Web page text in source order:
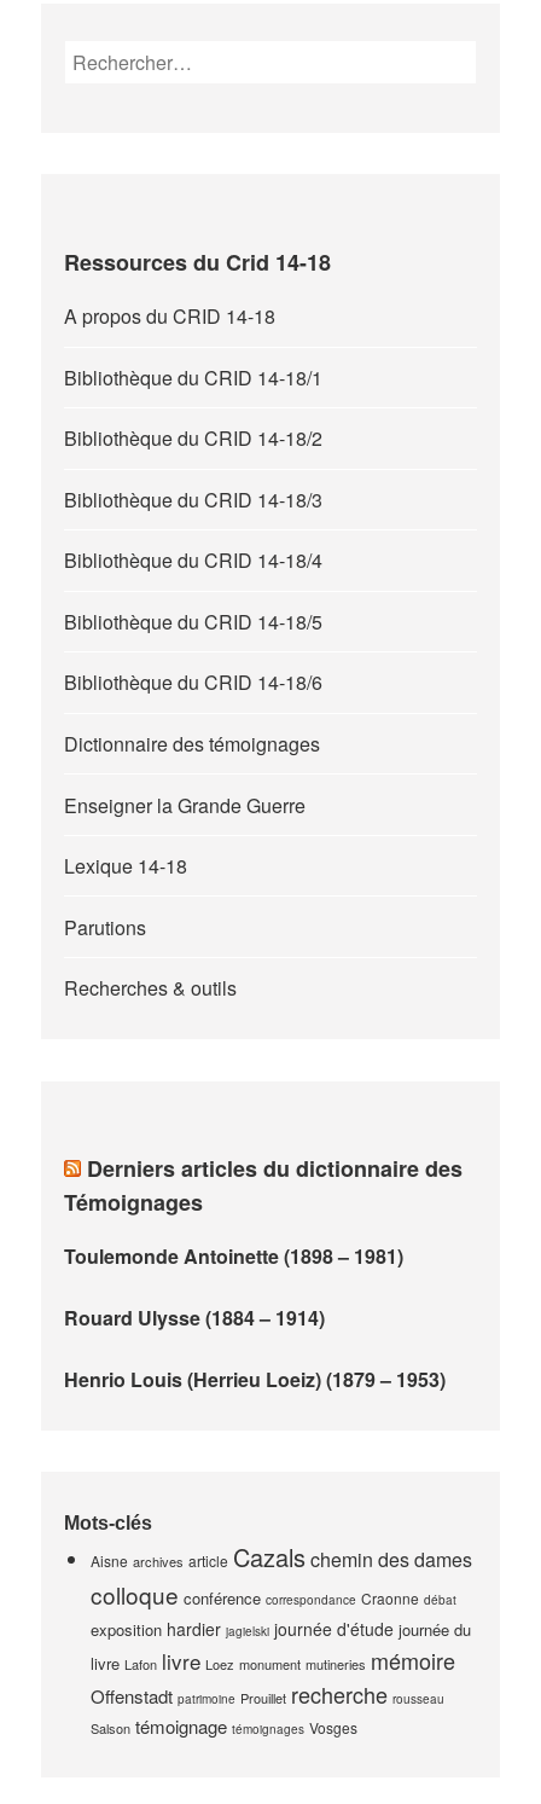
Rechercher :
Ressources du Crid 14-18
A propos du CRID 14-18
Bibliothèque du CRID 14-18/1
Bibliothèque du CRID 14-18/2
Bibliothèque du CRID 14-18/3
Bibliothèque du CRID 14-18/4
Bibliothèque du CRID 14-18/5
Bibliothèque du CRID 14-18/6
Dictionnaire des témoignages
Enseigner la Grande Guerre
Lexique 14-18
Parutions
Recherches & outils
Derniers articles du dictionnaire des
Témoignages
Toulemonde Antoinette (1898 – 1981)
Rouard Ulysse (1884 – 1914)
Henrio Louis (Herrieu Loeiz) (1879 – 1953)
Mots-clés
Aisne archives article Cazals chemin des dames
colloque conférence correspondance Craonne débat
exposition hardier jagielski journée d'étude journée du
livre Lafon livre Loez monument mutineries mémoire
Offenstadt patrimoine Prouillet recherche rousseau
Salson témoignage témoignages Vosges